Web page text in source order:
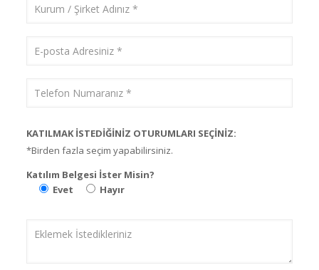
KATILMAK İSTEDİĞİNİZ OTURUMLARI SEÇİNİZ:
*Birden fazla seçim yapabilirsiniz.
Katılım Belgesi İster Misin?
Evet
Hayır